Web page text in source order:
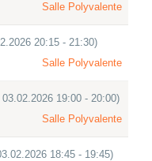
Salle Polyvalente
20:15 - 21:30)
Salle Polyvalente
03.02.2026 19:00 - 20:00)
Salle Polyvalente
18:45 - 19:45)